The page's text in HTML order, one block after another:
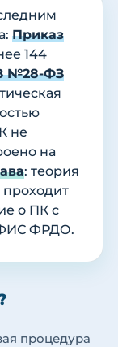
Приказ
144
№28-ФЗ
не
на
: теория
проходит
о ПК с
ФРДО.
процедура